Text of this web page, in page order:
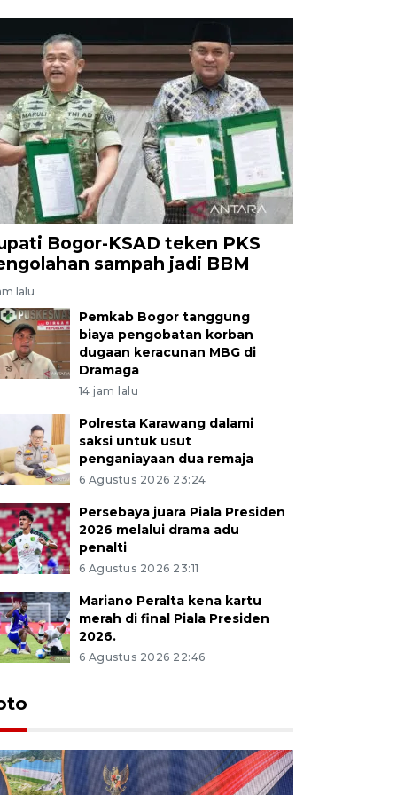
Bogor-KSAD teken PKS
sampah jadi BBM
lalu
Pemkab Bogor tanggung
biaya pengobatan korban
dugaan keracunan MBG di
Dramaga
14 jam lalu
Polresta Karawang dalami
saksi untuk usut
penganiayaan dua remaja
6 Agustus 2026 23:24
Persebaya juara Piala Presiden
2026 melalui drama adu
penalti
6 Agustus 2026 23:11
Mariano Peralta kena kartu
merah di final Piala Presiden
2026.
6 Agustus 2026 22:46